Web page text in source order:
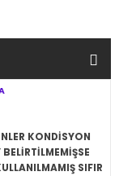
KONDİSYON
SIFIR